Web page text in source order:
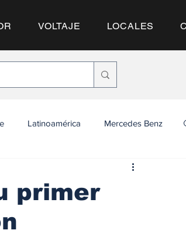
VOLTAJE LOCALES
Latinoamérica Mercedes Benz
primer